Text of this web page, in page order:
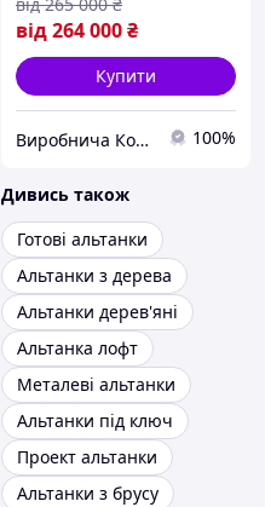
від264 000₴
Купити
Виробнича Компанія "lnk-leader" 100%
Дивись також
Готові альтанки
Альтанки з дерева
Альтанки дерев'яні
Альтанка лофт
Металеві альтанки
Альтанки під ключ
Проект альтанки
Альтанки з брусу